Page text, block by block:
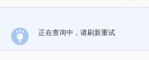
正在查询中，请刷新重试